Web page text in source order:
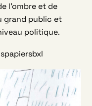
l’ombre et de
grand public et
politique.